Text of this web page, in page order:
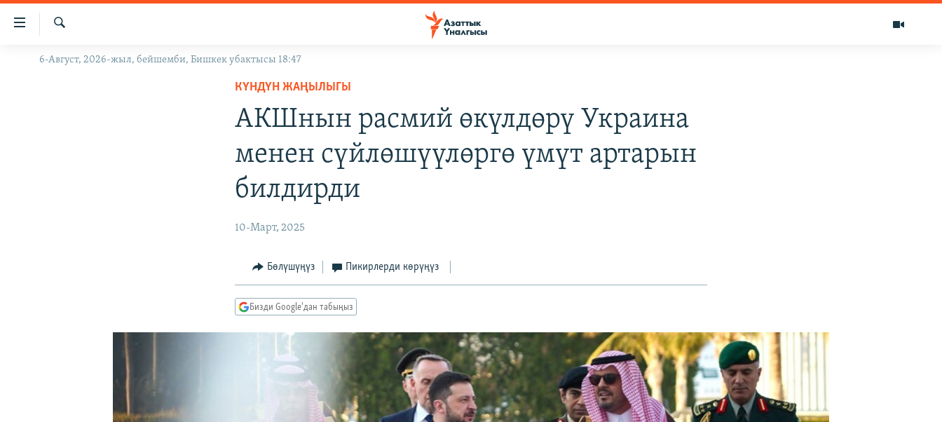
Линктер
Мазмунга
Навигацияга
ЖАҢЫЛЫКТАР
Издөө
6-Август, 2026-жыл, бейшемби, Бишкек убактысы 18:47
КҮНДҮН ЖАҢЫЛЫГЫ
АКШнын расмий өкүлдөрү Украина
менен сүйлөшүүлөргө үмүт артарын
билдирди
10-Март, 2025
Бөлүшүңүз Пикирлерди көрүңүз
Бизди Google'дан табыңыз